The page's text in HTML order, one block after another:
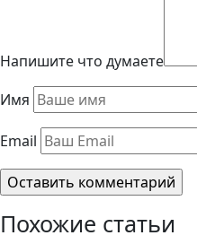
Напишите что думаете
Имя
Email
Похожие статьи